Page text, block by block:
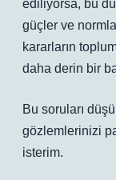
ediliyorsa, bu
güçler ve
kararların
daha derin bir
Bu soruları
gözlemlerinizi
isterim.